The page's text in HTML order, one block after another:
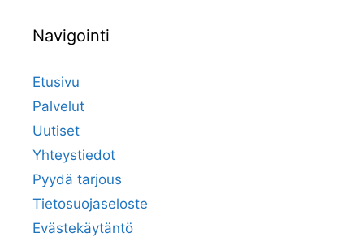
Navigointi
Etusivu
Palvelut
Uutiset
Yhteystiedot
Pyydä tarjous
Tietosuojaseloste
Evästekäytäntö